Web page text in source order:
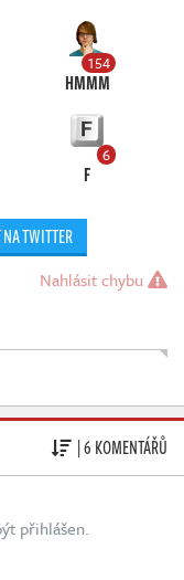
154
HMMM
6
F
TWITTER
Nahlásit chybu
| 6 KOMENTÁŘŮ
přihlášen.